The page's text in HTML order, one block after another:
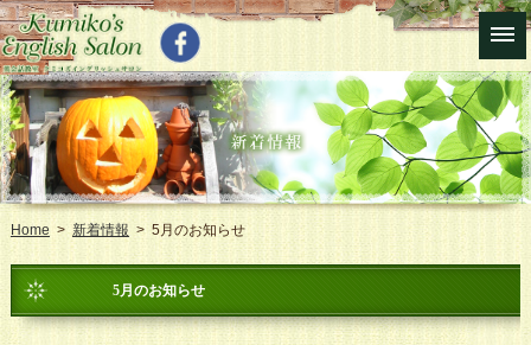
Home > 新着情報 > 5月のお知らせ
5月のお知らせ